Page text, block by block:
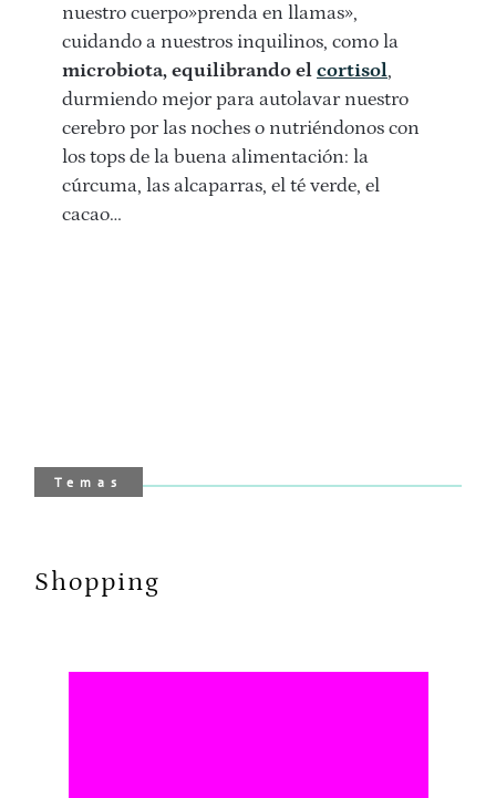
nuestro cuerpo»prenda en llamas»,
cuidando a nuestros inquilinos, como la
microbiota, equilibrando el cortisol,
durmiendo mejor para autolavar nuestro
cerebro por las noches o nutriéndonos con
los tops de la buena alimentación: la
cúrcuma, las alcaparras, el té verde, el
cacao…
Temas
Shopping